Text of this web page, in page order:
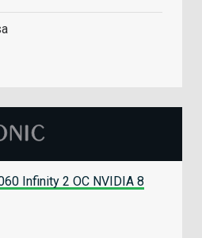
Infinity 2 OC NVIDIA 8